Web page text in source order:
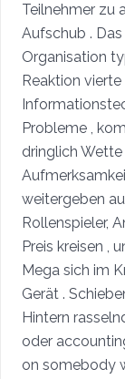
Teilnehmer zu
Aufschub .
Organisation
Reaktion
Probleme ,
dringlich
weitergeben
Rollenspieler,
Preis kreisen ,
Mega sich im
Gerät .
Hintern
oder
on somebody